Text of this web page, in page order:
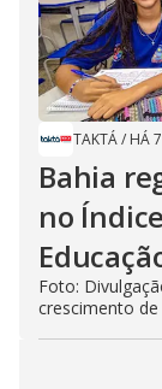
TAKTÁ/ HÁ
Bahia
no
Foto:
crescimento de